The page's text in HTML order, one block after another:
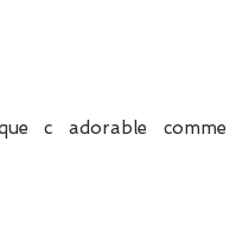
c adorable comme